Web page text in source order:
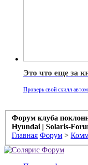
Это что еще за
Проверь свой скилл
Форум клуба
Hyundai | Solaris-
Главная Форум >